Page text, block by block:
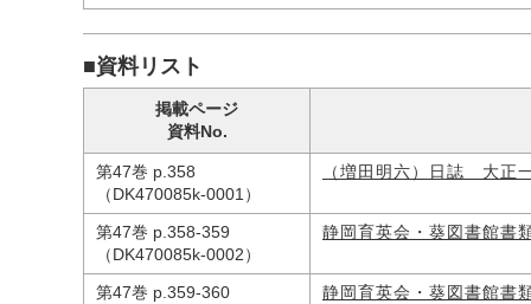
■資料リスト
掲載ページ
資料No.
第47巻 p.358
（DK470085k-0001）
（増田明六）日誌 大正
第47巻 p.358-359
（DK470085k-0002）
静岡育英会・葵図書館書
第47巻 p.359-360
静岡育英会・葵図書館書